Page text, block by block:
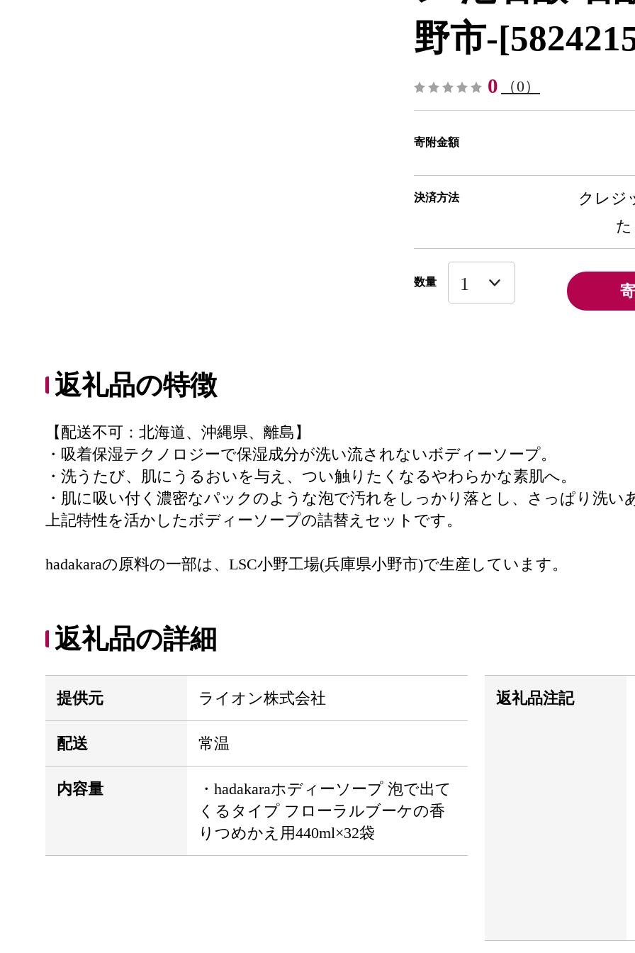
野市-
0 （0）
寄附金額
決済方法
クレジ
数量
返礼品の特徴
【配送不可：北海道、沖縄県、離島】
・吸着保湿テクノロジーで保湿成分が洗い流されないボディーソープ。
・洗うたび、肌にうるおいを与え、つい触りたくなるやわらかな素肌へ。
・肌に吸い付く濃密なパックのような泡で汚れをしっかり落とし、さっぱり洗い
上記特性を活かしたボディーソープの詰替えセットです。
hadakaraの原料の一部は、LSC小野工場(兵庫県小野市)で生産しています。
返礼品の詳細
提供元 ライオン株式会社
配送 常温
内容量
・hadakaraホディーソープ 泡で出て
くるタイプ フローラルブーケの香
りつめかえ用440ml×32袋
返礼品注記